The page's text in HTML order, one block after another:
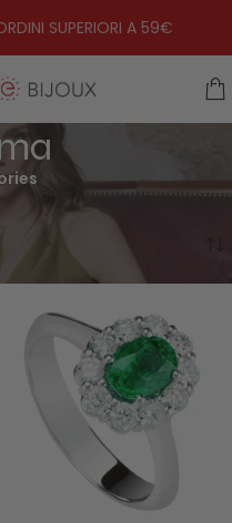
SUPERIORI A 59€
di 1-20 di 175 risultati